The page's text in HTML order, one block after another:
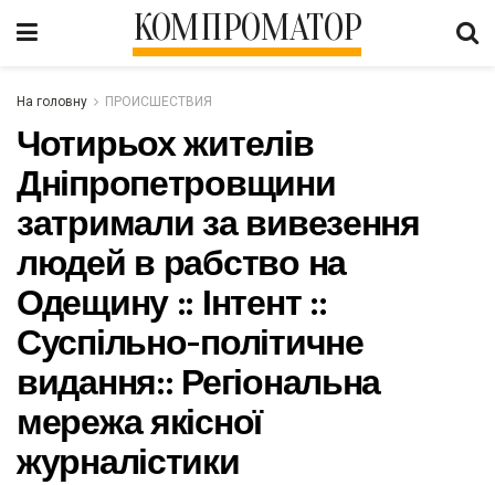
КОМПРОМАТОР
На головну ПРОИСШЕСТВИЯ
Чотирьох жителів
Дніпропетровщини
затримали за вивезення
людей в рабство на
Одещину :: Інтент ::
Суспільно-політичне
видання:: Регіональна
мережа якісної
журналістики